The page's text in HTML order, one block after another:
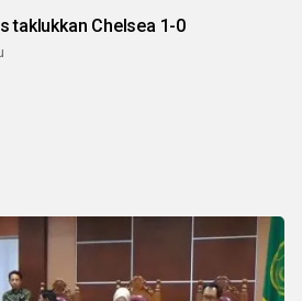
taklukkan Chelsea 1-0